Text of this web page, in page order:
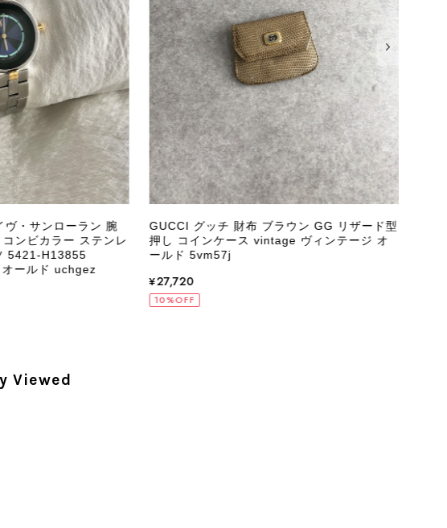
て素敵なレビューをありがとうございます。 商品を無事にお受け取りいただ
のこと、大変安心いたしました！ さらに、「思った以上に素敵なお品でし
タッフ一同とても嬉しく、何よりの励みになります。 ぜひこちらの商品を末
いです。 また気になる商品やご不明な点などございましたら、いつでもお気
がございましたら、ぜひよろしくお願いいたします。 VintageShop solo
・サンローラン 腕
ンビカラー ステンレ
5421-H13855
ールド uchgez
GUCCI グッチ 財布 ブラウン GG リザード型
押し コインケース vintage ヴィンテージ オ
ールド 5vm57j
¥27,720
10%OFF
Viewed